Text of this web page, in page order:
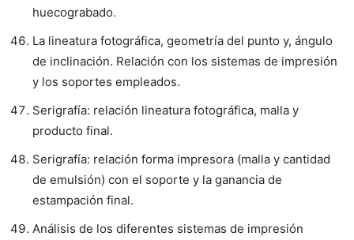
huecograbado.
La lineatura fotográfica, geometría del punto y, ángulo
de inclinación. Relación con los sistemas de impresión
y los soportes empleados.
Serigrafía: relación lineatura fotográfica, malla y
producto final.
Serigrafía: relación forma impresora (malla y cantidad
de emulsión) con el soporte y la ganancia de
estampación final.
Análisis de los diferentes sistemas de impresión